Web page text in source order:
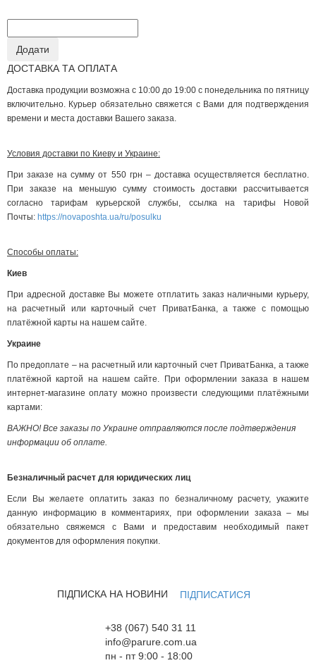
ДОСТАВКА ТА ОПЛАТА
Доставка продукции возможна с 10:00 до 19:00 с понедельника по пятницу
включительно. Курьер обязательно свяжется с Вами для подтверждения
времени и места доставки Вашего заказа.
Условия доставки по Киеву и Украине:
При заказе на сумму от 550 грн – доставка осуществляется бесплатно.
При заказе на меньшую сумму стоимость доставки рассчитывается
согласно тарифам курьерской службы, ссылка на тарифы Новой
Почты: https://novaposhta.ua/ru/posulku
Способы оплаты:
Киев
При адресной доставке Вы можете отплатить заказ наличными курьеру,
на расчетный или карточный счет ПриватБанка, а также с помощью
платёжной карты на нашем сайте.
Украине
По предоплате – на расчетный или карточный счет ПриватБанка, а также
платёжной картой на нашем сайте. При оформлении заказа в нашем
интернет-магазине оплату можно произвести следующими платёжными
картами:
ВАЖНО! Все заказы по Украине отправляются после подтверждения
информации об оплате.
Безналичный расчет для юридических лиц
Если Вы желаете оплатить заказ по безналичному расчету, укажите
данную информацию в комментариях, при оформлении заказа – мы
обязательно свяжемся с Вами и предоставим необходимый пакет
документов для оформления покупки.
ПІДПИСКА НА НОВИНИ ПІДПИСАТИСЯ
+38 (067) 540 31 11
info@parure.com.ua
пн - пт 9:00 - 18:00